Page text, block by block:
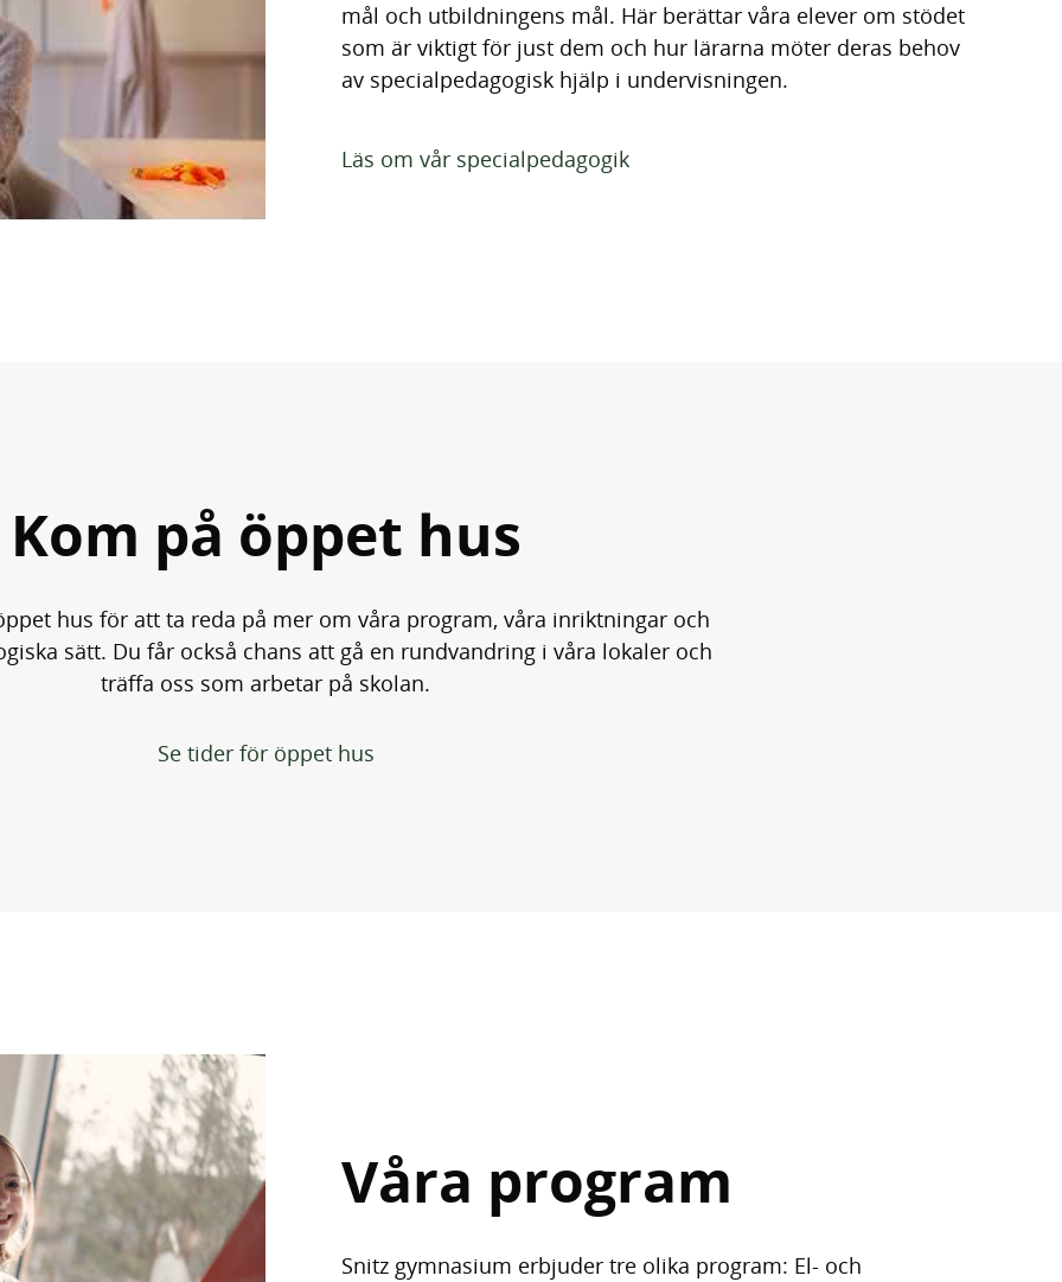
mål och utbildningens mål. Här berättar våra elever om stödet
som är viktigt för just dem och hur lärarna möter deras behov
av specialpedagogisk hjälp i undervisningen.
Läs om vår specialpedagogik
Kom på öppet hus
hus för att ta reda på mer om våra program, våra inriktningar och
sätt. Du får också chans att gå en rundvandring i våra lokaler och
träffa oss som arbetar på skolan.
Se tider för öppet hus
Våra program
Snitz gymnasium erbjuder tre olika program: El- och